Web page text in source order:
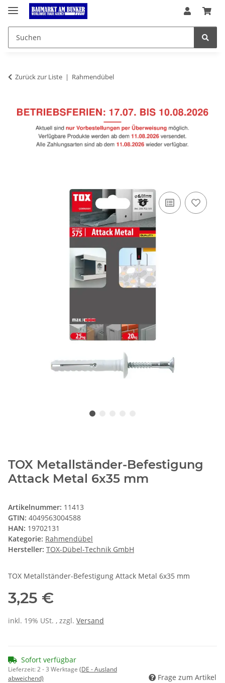
Zurück zur Liste Rahmendübel
TOX Metallständer-Befestigung
Attack Metal 6x35 mm
Artikelnummer: 11413
GTIN: 4049563004588
HAN: 19702131
Kategorie: Rahmendübel
Hersteller: TOX-Dübel-Technik GmbH
TOX Metallständer-Befestigung Attack Metal 6x35 mm
3,25 €
inkl. 19% USt. , zzgl. Versand
Sofort verfügbar
Lieferzeit:2 - 3 Werktage (DE - Ausland
abweichend)
Frage zum Artikel